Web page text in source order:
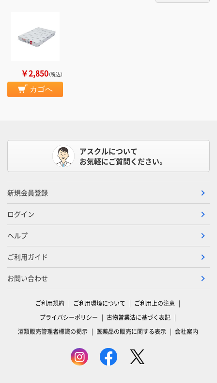
￥2,850（税込）
カゴへ
アスクルについて
お気軽にご質問ください。
新規会員登録
ログイン
ヘルプ
ご利用ガイド
お問い合わせ
ご利用規約 ご利用環境について
ご利用上の注意
プライバシーポリシー
古物営業法に基づく表記
酒類販売管理者標識の掲示
医薬品の販売に関する表示 会社案内